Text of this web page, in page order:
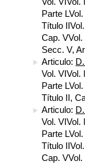
Parte
Título
Cap.
Secc. V,
Articulo:
Vol. VIVol.
Parte
Título II,
Articulo:
Vol. VIVol.
Parte
Título
Cap.